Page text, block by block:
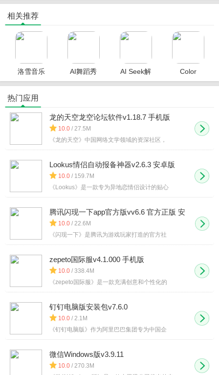
相关推荐
洛雪音乐
助手安卓
AI舞蹈秀
免费版
AI Seek解
锁高级版
Color
Lines完整
热门应用
龙的天空龙空论坛软件v1.18.7 手机版
10.0 / 27.5M
《龙的天空》中国网络文学领域的资深社区，
Lookus情侣自动报备神器v2.6.3 安卓版
10.0 / 159.7M
《Lookus》是一款专为异地恋情侣设计的贴心
腾讯闪现一下app官方版vv6.6 官方正版 安
卓版10.0 / 22.6M
《闪现一下》是腾讯为游戏玩家打造的官方社
zepeto国际服v4.1.000 手机版
10.0 / 338.4M
《zepeto国际服》是一款充满创意和个性化的
钉钉电脑版安装包v7.6.0
10.0 / 2.1M
《钉钉电脑版》作为阿里巴巴集团专为中国企
微信Windows版v3.9.11
10.0 / 270.3M